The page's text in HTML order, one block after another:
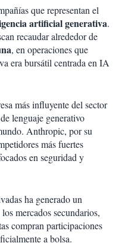
que representan el
artificial generativa.
recaudar alrededor de
, en operaciones que
era bursátil centrada en IA
más influyente del sector
lenguaje generativo
Anthropic, por su
más fuertes
en seguridad y
ha generado un
mercados secundarios,
compran participaciones
a bolsa.